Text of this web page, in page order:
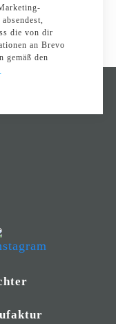
die von dir
an Brevo
gemäß den